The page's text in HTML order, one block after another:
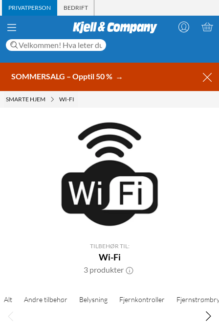
PRIVATPERSON BEDRIFT
SOMMERSALG – Opptil 50 % →
SMARTE HJEM WI-FI
TILBEHØR TIL:
Wi-Fi
3 produkter
Alt Andre tilbehør Belysning Fjernkontroller